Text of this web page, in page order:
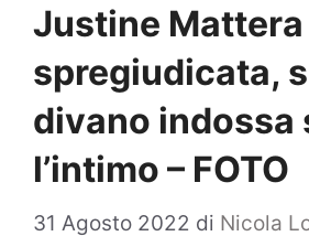
Justine Mattera
spregiudicata,
divano indossa
l’intimo – FOTO
31 Agosto 2022 di Nicola